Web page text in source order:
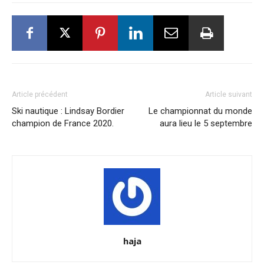
Article précédent
Ski nautique : Lindsay Bordier
champion de France 2020.
Article suivant
Le championnat du monde
aura lieu le 5 septembre
haja